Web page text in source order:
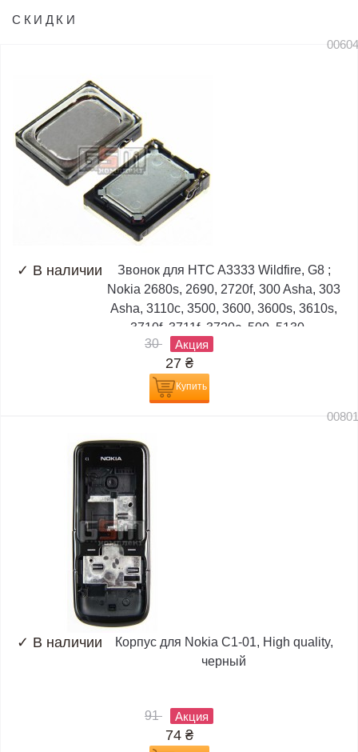
СКИДКИ
✓ В наличии
Звонок для HTC A3333 Wildfire, G8 ;
Nokia 2680s, 2690, 2720f, 300 Asha, 303
Asha, 3110c, 3500, 3600, 3600s, 3610s,
3710f, 3711f, 3720c, 500, 5130,...
30
Акция
27 ₴
Купить
✓ В наличии
Корпус для Nokia C1-01, High quality,
черный
91 Акция
74 ₴